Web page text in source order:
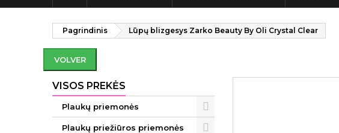
Pagrindinis Lūpų blizgesys Zarko Beauty By Oli Crystal Clear
VOLVER
VISOS PREKĖS
Plaukų priemonės
Plaukų priežiūros priemonės